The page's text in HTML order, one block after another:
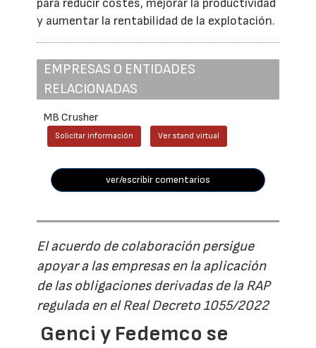
para reducir costes, mejorar la productividad
y aumentar la rentabilidad de la explotación.
EMPRESAS O ENTIDADES
RELACIONADAS
MB Crusher
Solicitar información Ver stand virtual
ver/escribir comentarios
El acuerdo de colaboración persigue
apoyar a las empresas en la aplicación
de las obligaciones derivadas de la RAP
regulada en el Real Decreto 1055/2022
Genci y Fedemco se